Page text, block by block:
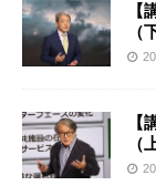
【
（
【
（